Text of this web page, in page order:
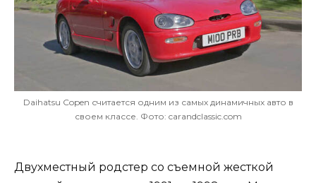
Daihatsu Copen считается одним из самых динамичных авто в
своем классе. Фото: carandclassic.com
Двухместный родстер со съемной жесткой